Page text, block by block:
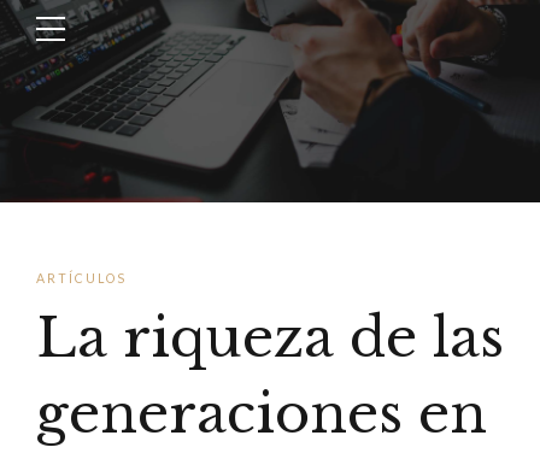
ARTÍCULOS
La riqueza de las
generaciones en